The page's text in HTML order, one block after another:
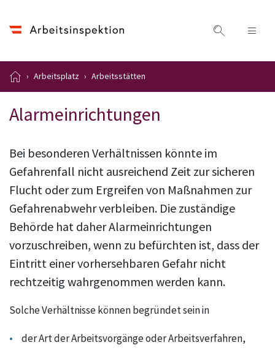
Arbeitsplatz Arbeitsstätten
Alarmeinrichtungen
Bei besonderen Verhältnissen könnte im
Gefahrenfall nicht ausreichend Zeit zur sicheren
Flucht oder zum Ergreifen von Maßnahmen zur
Gefahrenabwehr verbleiben. Die zuständige
Behörde hat daher Alarmeinrichtungen
vorzuschreiben, wenn zu befürchten ist, dass der
Eintritt einer vorhersehbaren Gefahr nicht
rechtzeitig wahrgenommen werden kann.
Solche Verhältnisse können begründet sein in
der Art der Arbeitsvorgänge oder Arbeitsverfahren,